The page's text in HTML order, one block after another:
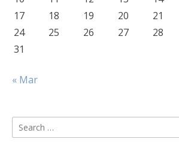
17
18 19 20 21
24
25 26 27 28
31
« Mar
Search
for: